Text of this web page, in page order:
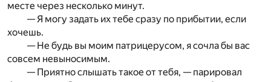
месте через несколько минут.
— Я могу задать их тебе сразу по прибытии, если
хочешь.
— Не будь вы моим патрицерусом, я сочла бы вас
со­всем невыносимым.
— Приятно слышать такое от тебя, — парировал